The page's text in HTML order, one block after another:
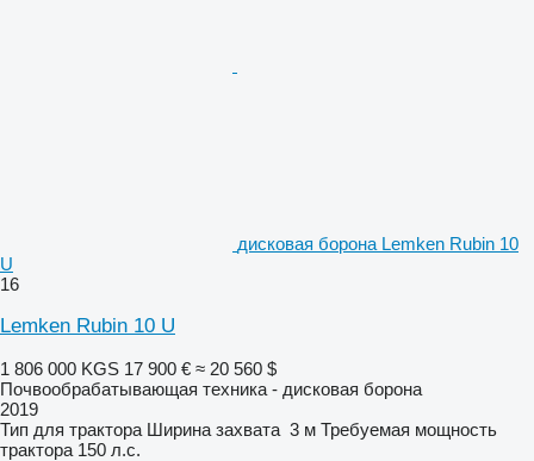
дисковая борона Lemken Rubin 10
U
16
Lemken Rubin 10 U
1 806 000 KGS 17 900 € ≈ 20 560 $
Почвообрабатывающая техника - дисковая борона
2019
Тип для трактора Ширина захвата 3 м Требуемая мощность
трактора 150 л.с.